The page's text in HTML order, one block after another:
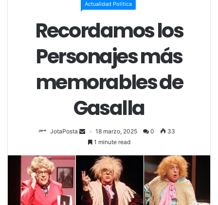
Actualidad Política
Recordamos los
Personajes más
memorables de
Gasalla
JotaPosta 18 marzo, 2025 0
33
1 minute read